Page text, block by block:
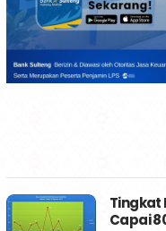
Tingkat
Capai